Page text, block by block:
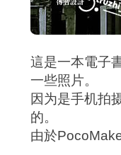
這是一本電子
一些照片。
因为是手机拍
的。
由於